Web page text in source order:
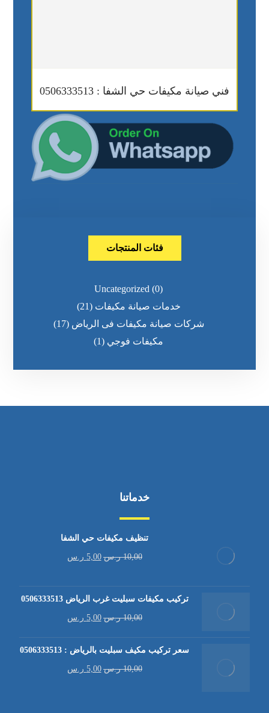
فني صيانة مكيفات حي الشفا : 0506333513
فئات المنتجات
Uncategorized (0)
خدمات صيانة مكيفات (21)
شركات صيانة مكيفات فى الرياض (17)
مكيفات فوجي (1)
خدماتنا
تنظيف مكيفات حي الشفا
10,00 ر.س 5,00 ر.س
تركيب مكيفات سبليت غرب الرياض 0506333513
10,00 ر.س 5,00 ر.س
سعر تركيب مكيف سبليت بالرياض : 0506333513
10,00 ر.س 5,00 ر.س